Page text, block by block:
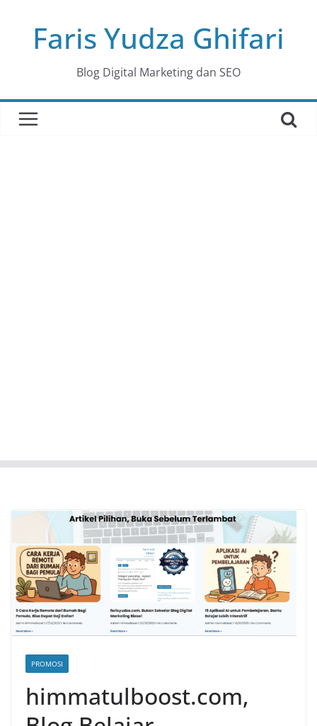
contentFaris Yudza Ghifari
Blog Digital Marketing dan SEO
PROMOSI
himmatulboost.com,